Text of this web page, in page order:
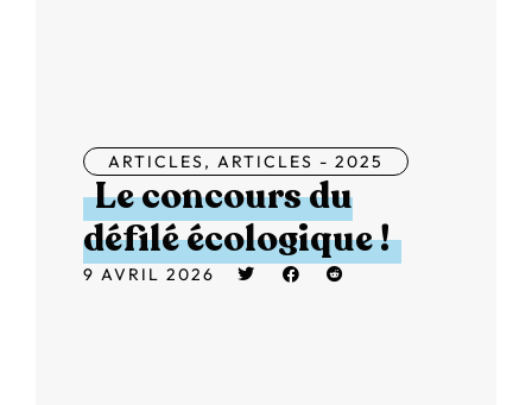
ARTICLES, ARTICLES - 2025
Le concours du
défilé écologique !
9 AVRIL 2026